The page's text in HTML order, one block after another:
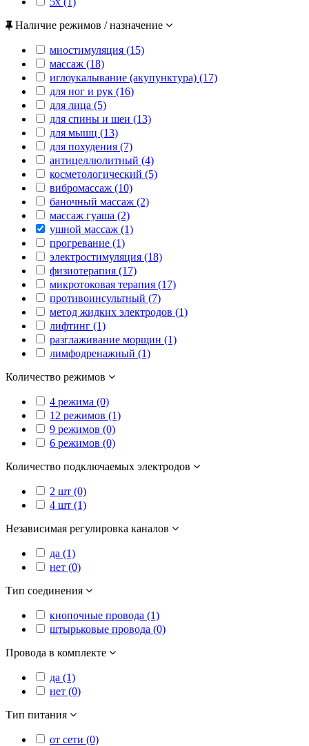
Наличие режимов / назначение
миостимуляция (15)
массаж (18)
иглоукалывание (акупунктура) (17)
для ног и рук (16)
для лица (5)
для спины и шеи (13)
для мышц (13)
для похудения (7)
антицеллюлитный (4)
косметологический (5)
вибромассаж (10)
баночный массаж (2)
массаж гуаша (2)
ушной массаж (1)
прогревание (1)
электростимуляция (18)
физиотерапия (17)
микротоковая терапия (17)
противоинсультный (7)
метод жидких электродов (1)
лифтинг (1)
разглаживание морщин (1)
лимфодренажный (1)
Количество режимов
4 режима (0)
12 режимов (1)
9 режимов (0)
6 режимов (0)
Количество подключаемых электродов
2 шт (0)
4 шт (1)
Независимая регулировка каналов
да (1)
нет (0)
Тип соединения
кнопочные провода (1)
штырьковые провода (0)
Провода в комплекте
да (1)
нет (0)
Тип питания
от сети (0)